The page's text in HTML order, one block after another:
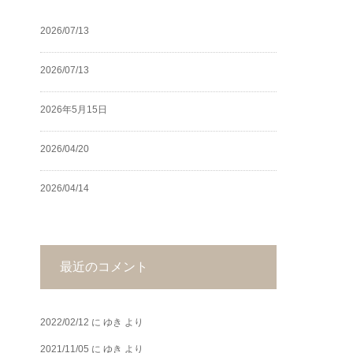
2026/07/13
2026/07/13
2026年5月15日
2026/04/20
2026/04/14
最近のコメント
2022/02/12 に ゆき より
2021/11/05 に ゆき より